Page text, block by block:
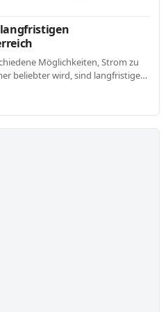
Möglichkeiten, Strom zu
beliebter wird, sind langfristige…